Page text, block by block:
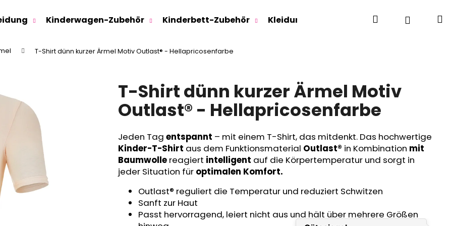
Kinderwagen-Zubehör Kinderbett-Zubehör Kleidung für Jugendliche Für
SuchenLogin
T-Shirt dünn kurzer Ärmel Motiv Outlast® - Hellapricosenfarbe
T-Shirt dünn kurzer Ärmel Motiv
Outlast® - Hellapricosenfarbe
Jeden Tag entspannt – mit einem T-Shirt, das mitdenkt. Das hochwertige
Kinder-T-Shirt aus dem Funktionsmaterial Outlast® in Kombination mit
Baumwolle reagiert intelligent auf die Körpertemperatur und sorgt in
jeder Situation für optimalen Komfort.
Outlast® reguliert die Temperatur und reduziert Schwitzen
Sanft zur Haut
Passt hervorragend, leiert nicht aus und hält über mehrere Größen
Was suchen Sie?
SUCHEN
Wir empfehlen
- DENIM LÖWE
KINDERSITZUNTERLAGE OUTLAST® -